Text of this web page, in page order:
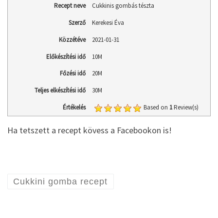
Recept neve Cukkinis gombás tészta
Szerző Kerekesi Éva
Közzétéve 2021-01-31
Előkészítési idő 10M
Főzési idő 20M
Teljes elkészítési idő 30M
Értékelés Based on 1Review(s)
Ha tetszett a recept kövess a Facebookon is!
Cukkini gomba recept